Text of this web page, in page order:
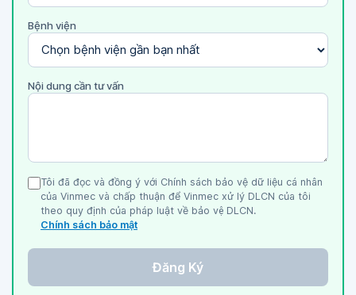
Bệnh viện
Nội dung cần tư vấn
Tôi đã đọc và đồng ý với Chính sách bảo vệ dữ liệu cá nhân
của Vinmec và chấp thuận để Vinmec xử lý DLCN của tôi
theo quy định của pháp luật về bảo vệ DLCN.
Chính sách bảo mật
Đăng Ký